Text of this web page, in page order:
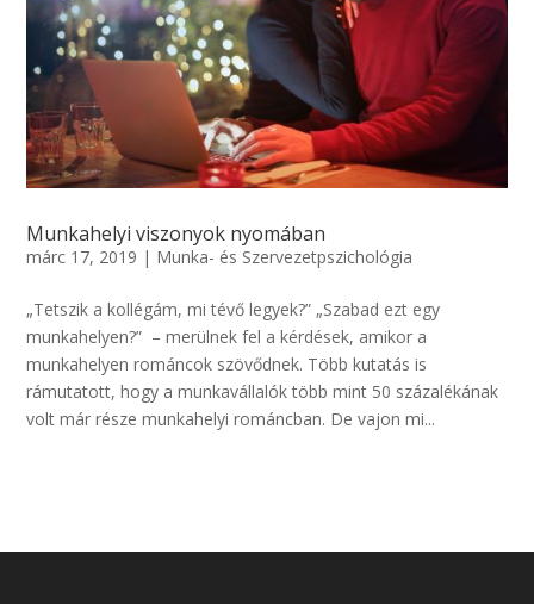
Munkahelyi viszonyok nyomában
márc 17, 2019 | Munka- és Szervezetpszichológia
„Tetszik a kollégám, mi tévő legyek?” „Szabad ezt egy
munkahelyen?” – merülnek fel a kérdések, amikor a
munkahelyen románcok szövődnek. Több kutatás is
rámutatott, hogy a munkavállalók több mint 50 százalékának
volt már része munkahelyi románcban. De vajon mi...